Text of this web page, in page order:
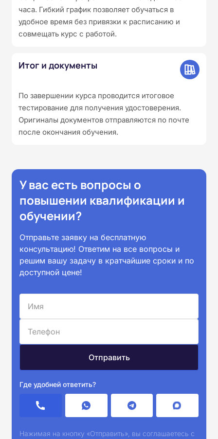
часа. Гибкий график позволяет обучаться в
удобное время без привязки к расписанию и
совмещать курс с работой.
Итог и документы
По завершении курса проводится итоговое
тестирование для получения удостоверения.
Оригиналы документов отправляются по почте
после окончания обучения.
У вас есть вопросы о
повышении квалификации и
обучении?
Отправьте заявку на бесплатную
консультацию! Ответим на все вопросы и
решим вашу задачу в кратчайшие сроки и по
доступной цене!
Где удобней ответить?
Нажимая на кнопку «Отправить», вы соглашаетесь с